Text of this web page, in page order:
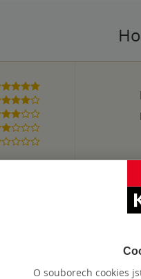
5 hvězdiček
4 hvězdičky
3 hvězdičky
2 hvězdičky
1 hvezdička
O souborech cookies